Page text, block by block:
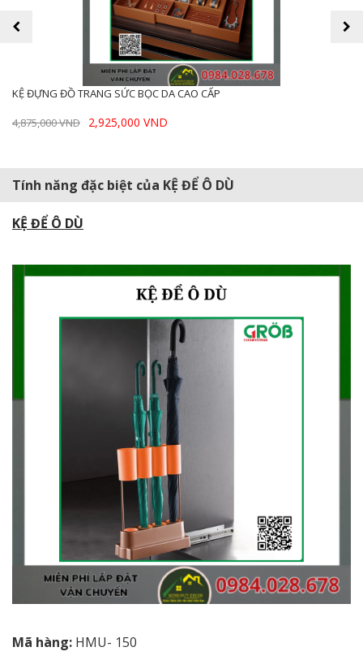
KỆ ĐỰNG ĐỒ TRANG SỨC BỌC DA CAO CẤP
4,875,000 VND
2,925,000 VND
prev next
Tính năng đặc biệt của KỆ ĐỂ Ô DÙ
KỆ ĐỂ Ô DÙ
Mã hàng: HMU- 150